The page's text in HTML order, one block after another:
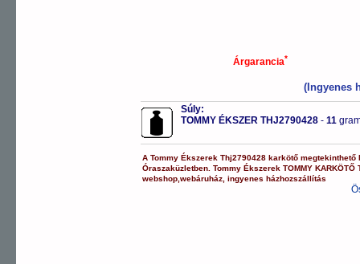
Árgarancia*
(Ingyenes
Súly:
TOMMY ÉKSZER THJ2790428 - 11
ATommy Ékszerek Thj2790428 karkötő megtekinthető
Óraszaküzletben.Tommy Ékszerek TOMMY KARKÖTŐ
webshop ,webáruház ,ingyenes házhozszállítás